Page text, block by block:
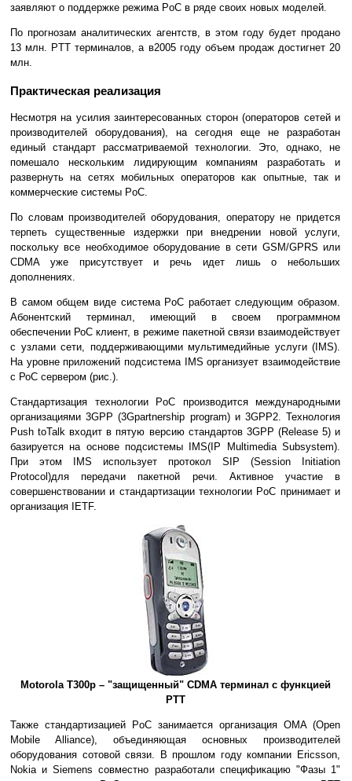
заявляют о поддержке режима PoC в ряде своих новых моделей.
По прогнозам аналитических агентств, в этом году будет продано
13 млн. PTT терминалов, а в2005 году объем продаж достигнет 20
млн.
Практическая реализация
Несмотря на усилия заинтересованных сторон (операторов сетей и
производителей оборудования), на сегодня еще не разработан
единый стандарт рассматриваемой технологии. Это, однако, не
помешало нескольким лидирующим компаниям разработать и
развернуть на сетях мобильных операторов как опытные, так и
коммерческие системы PoC.
По словам производителей оборудования, оператору не придется
терпеть существенные издержки при внедрении новой услуги,
поскольку все необходимое оборудование в сети GSM/GPRS или
CDMA уже присутствует и речь идет лишь о небольших
дополнениях.
В самом общем виде система PoC работает следующим образом.
Абонентский терминал, имеющий в своем программном
обеспечении РоС клиент, в режиме пакетной связи взаимодействует
с узлами сети, поддерживающими мультимедийные услуги (IMS).
На уровне приложений подсистема IMS организует взаимодействие
с РоС сервером (рис.).
Стандартизация технологии PoC производится международными
организациями 3GPP (3Gpartnership program) и 3GPP2. Технология
Push toTalk входит в пятую версию стандартов 3GPP (Release 5) и
базируется на основе подсистемы IMS(IP Multimedia Subsystem).
При этом IMS использует протокол SIP (Session Initiation
Protocol)для передачи пакетной речи. Активное участие в
совершенствовании и стандартизации технологии PoC принимает и
организация IETF.
Motorola T300p – "защищенный" CDMA терминал c функцией
PTT
Также стандартизацией PoC занимается организация OMA (Open
Mobile Alliance), объединяющая основных производителей
оборудования сотовой связи. В прошлом году компании Ericsson,
Nokia и Siemens совместно разработали спецификацию "Фазы 1"